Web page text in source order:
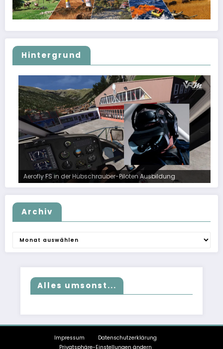
Hintergrund
Aerofly FS in der Hubschrauber-Piloten Ausbildung
Archiv
Alles umsonst...
Impressum
Datenschutzerklärung
Privatsphäre-Einstellungen ändern